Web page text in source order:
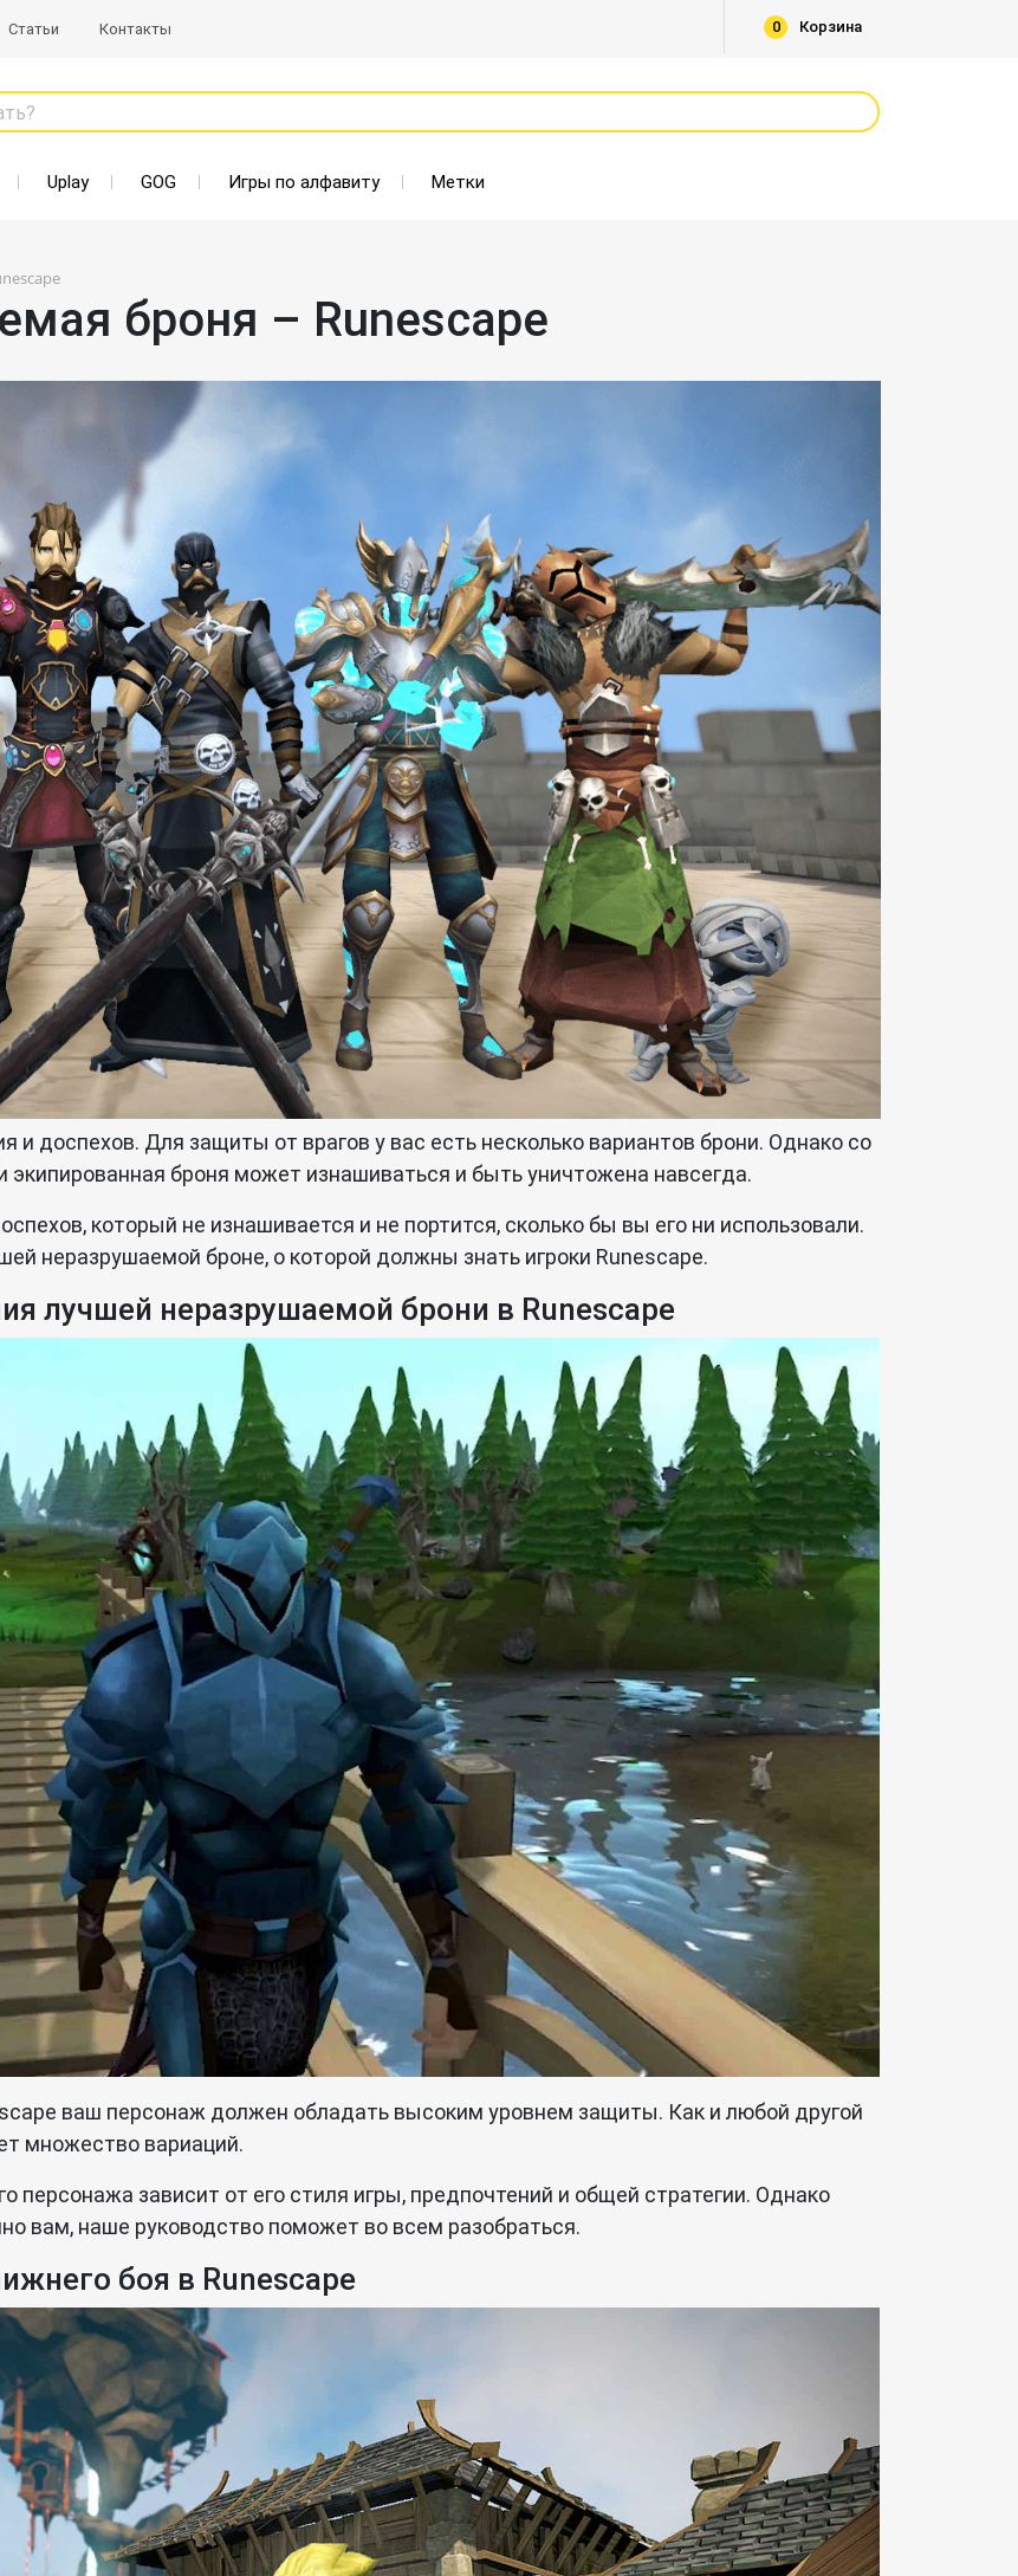
Статьи Контакты Корзина
0
Uplay GOG Игры по алфавиту Метки
броня – Runescape
и доспехов. Для защиты от врагов у вас есть несколько вариантов брони. Однако со
броня может изнашиваться и быть уничтожена навсегда.
который не изнашивается и не портится, сколько бы вы его ни использовали.
неразрушаемой броне, о которой должны знать игроки Runescape.
лучшей неразрушаемой брони в Runescape
ваш персонаж должен обладать высоким уровнем защиты. Как и любой другой
множество вариаций.
зависит от его стиля игры, предпочтений и общей стратегии. Однако
вам, наше руководство поможет во всем разобраться.
боя в Runescape